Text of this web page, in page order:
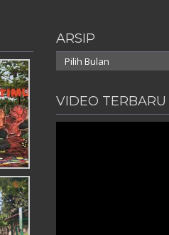
ARSIP
Arsip
VIDEO TERBARU